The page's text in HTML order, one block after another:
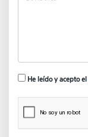
He leído y acepto el